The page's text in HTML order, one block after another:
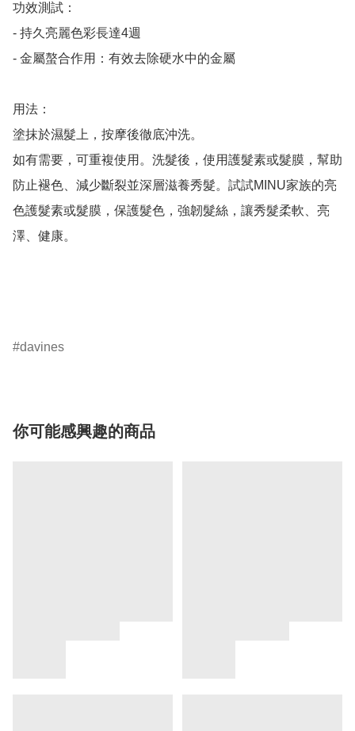
功效測試：
- 持久亮麗色彩長達4週
- 金屬螯合作用：有效去除硬水中的金屬
用法：
塗抹於濕髮上，按摩後徹底沖洗。
如有需要，可重複使用。洗髮後，使用護髮素或髮膜，幫助
防止褪色、減少斷裂並深層滋養秀髮。試試MINU家族的亮
色護髮素或髮膜，保護髮色，強韌髮絲，讓秀髮柔軟、亮
澤、健康。
davines
你可能感興趣的商品